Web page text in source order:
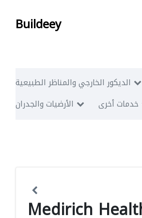
Buildeey
الديكور الخارجي والمناظر الطبيعية
الأرضيات والجدران
خدمات أخرى
Medirich